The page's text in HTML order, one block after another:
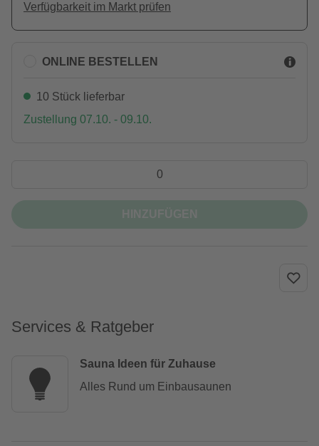
Verfügbarkeit im Markt prüfen
ONLINE BESTELLEN
10 Stück lieferbar
Zustellung 07.10. - 09.10.
Services & Ratgeber
Sauna Ideen für Zuhause
Alles Rund um Einbausaunen